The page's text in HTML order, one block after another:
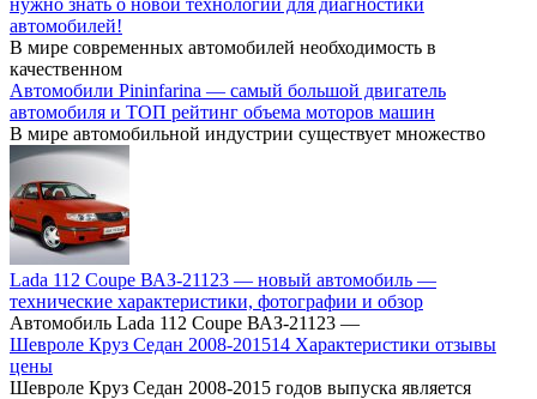
нужно знать о новой технологии для диагностики
автомобилей!
В мире современных автомобилей необходимость в
качественном
Автомобили Pininfarina — самый большой двигатель
автомобиля и ТОП рейтинг объема моторов машин
В мире автомобильной индустрии существует множество
Lada 112 Coupe ВАЗ-21123 — новый автомобиль —
технические характеристики, фотографии и обзор
Автомобиль Lada 112 Coupe ВАЗ-21123 —
Шевроле Круз Cедан 2008-201514 Характеристики отзывы
цены
Шевроле Круз Седан 2008-2015 годов выпуска является